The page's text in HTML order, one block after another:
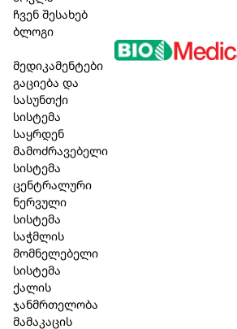
ჩვენ შესახებ
ბლოგი
მედიკამენტები
გაციება და
სასუნთქი
სისტემა
საყრდენ
მამოძრავებელი
სისტემა
ცენტრალური
ნერვული
სისტემა
საჭმლის
მომნელებელი
სისტემა
ქალის
ჯანმრთელობა
მამაკაცის
გამოყენების წესი:
თანაბრად შეისხურეთ თმაზე
ის დაშორებოდან, დაელოდეთ
გაფრთხილება: არ შეისხუროთ
42,20 ₾
აღწერა
ინგრედიენტები:
Aqua, Alcohol, Sodium Polyitaconate,
Camellia Sinensis Leaf Extract*,
Flower Extract*, Hydrolyzed